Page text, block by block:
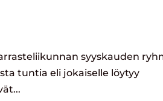
syyskauden
tuntia eli jokaiselle löytyy